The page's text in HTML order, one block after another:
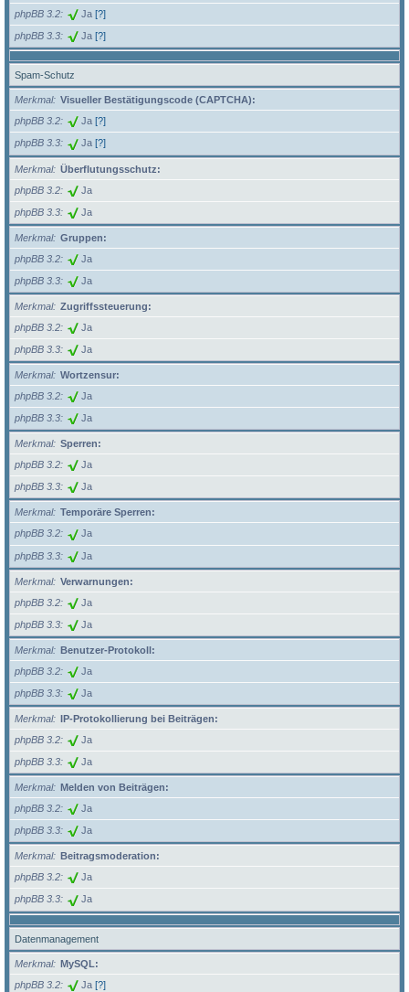
phpBB 3.2
Ja [?]
phpBB 3.3 Ja [?]
Spam-Schutz
Merkmal
Visueller Bestätigungscode (CAPTCHA):
phpBB 3.2
Ja [?]
phpBB 3.3 Ja [?]
Merkmal
Überflutungsschutz:
phpBB 3.2
Ja
phpBB 3.3 Ja
Merkmal
Gruppen:
phpBB 3.2
Ja
phpBB 3.3 Ja
Merkmal
Zugriffssteuerung:
phpBB 3.2
Ja
phpBB 3.3 Ja
Merkmal
Wortzensur:
phpBB 3.2
Ja
phpBB 3.3 Ja
Merkmal
Sperren:
phpBB 3.2
Ja
phpBB 3.3 Ja
Merkmal
Temporäre Sperren:
phpBB 3.2
Ja
phpBB 3.3 Ja
Merkmal
Verwarnungen:
phpBB 3.2
Ja
phpBB 3.3 Ja
Merkmal
Benutzer-Protokoll:
phpBB 3.2
Ja
phpBB 3.3 Ja
Merkmal
IP-Protokollierung bei Beiträgen:
phpBB 3.2
Ja
phpBB 3.3 Ja
Merkmal
Melden von Beiträgen:
phpBB 3.2
Ja
phpBB 3.3 Ja
Merkmal
Beitragsmoderation:
phpBB 3.2
Ja
phpBB 3.3 Ja
Datenmanagement
Merkmal
MySQL:
phpBB 3.2
Ja [?]